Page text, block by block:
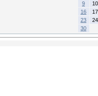
9
10
16
17
23
24
30